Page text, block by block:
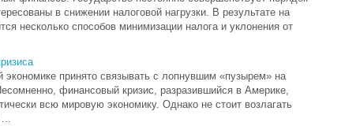
в снижении налоговой нагрузки. В результате на
несколько способов минимизации налога и уклонения от
экономике принято связывать с лопнувшим «пузырем» на
финансовый кризис, разразившийся в Америке,
всю мировую экономику. Однако не стоит возлагать
...